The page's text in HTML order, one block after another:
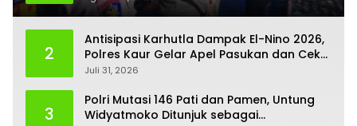
2
Antisipasi Karhutla Dampak El-Nino 2026,
Polres Kaur Gelar Apel Pasukan dan Cek
Kesiapan Peralatan
Juli 31, 2026
3
Polri Mutasi 146 Pati dan Pamen, Untung
Widyatmoko Ditunjuk sebagai